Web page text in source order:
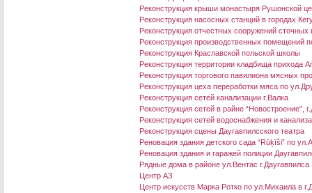
Реконструкция крыши монастыря Рушонской
Реконструкция насосных станций в городах
Реконструкция отчестных сооружений сточных
Реконструкция производственных помещений
Реконструкция Краславской польской школы
Реконструкция территории кладбища прихода
Реконструкция торгового павилиона мясных
Реконструкция цеха переработки мяса по
Реконструкция сетей канализации г.Валка
Реконструкция сетей в райне “Новостроение”,
Реконструкция сетей водоснабжения и
Реконструкция сцены Даугавпилсского театра
Реновация здания детского сада “Rūķīši” по
Реновация здания и гаражей полиции
Рядные дома в районе ул.Вентас г.Даугавпилса
Центр АЗ
Центр искусств Марка Ротко по ул.Михаила в